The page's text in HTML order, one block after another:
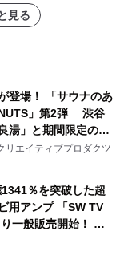
見る
登場！ 「サウナのあ
」第2弾 渋谷
湯」と期間限定のコ
サウナイキタイコラ
定！
リエイティブプロダクツ
％を突破した超
用アンプ 「SW TV
一般販売開始！ ケ
け、テレビの音が